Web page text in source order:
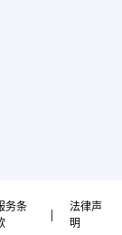
务条
|
法律声
明